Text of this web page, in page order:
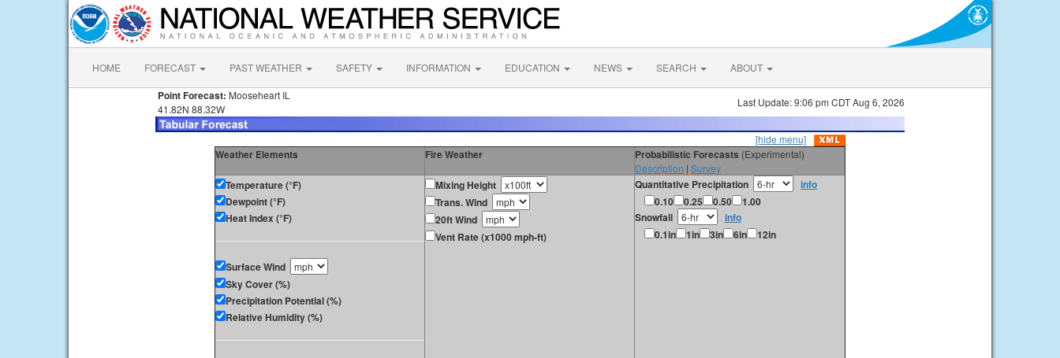
HOME FORECAST PAST WEATHER SAFETY INFORMATION EDUCATION NEWS SEARCH ABOUT
Point Forecast: Mooseheart IL
41.82N 88.32W
Last Update: 9:06 pm CDT Aug 6, 2026
[hide menu]
Weather Elements Fire Weather Probabilistic Forecasts (Experimental)
Description | Survey
Temperature (°F)
Dewpoint (°F)
Heat Index (°F)
Surface Wind
Sky Cover (%)
Precipitation Potential (%)
Relative Humidity (%)
Mixing Height
Trans. Wind
20ft Wind
Vent Rate (x1000 mph-ft)
Quantitative Precipitation
info
0.10
0.25 0.50
1.00
Snowfall
info
0.1in
1in 3in 6in 12in